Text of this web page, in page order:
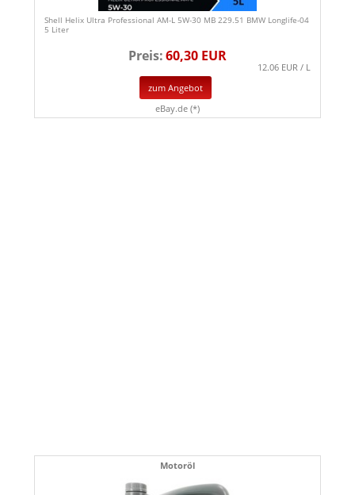
Shell Helix Ultra Professional AM-L 5W-30 MB 229.51 BMW Longlife-04
5 Liter
Preis:60,30 EUR
12.06 EUR / L
zum Angebot
eBay.de (*)
Motoröl